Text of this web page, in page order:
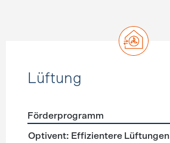
Lüftung
Förderprogramme Lüftung
Förderprogramm
Optivent: Effizientere Lüftungen